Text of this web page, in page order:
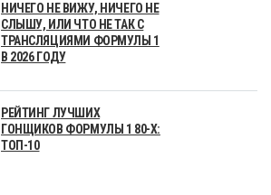
НИЧЕГО НЕ ВИЖУ, НИЧЕГО НЕ
СЛЫШУ, ИЛИ ЧТО НЕ ТАК С
ТРАНСЛЯЦИЯМИ ФОРМУЛЫ 1
В 2026 ГОДУ
РЕЙТИНГ ЛУЧШИХ
ГОНЩИКОВ ФОРМУЛЫ 1 80-Х:
ТОП-10